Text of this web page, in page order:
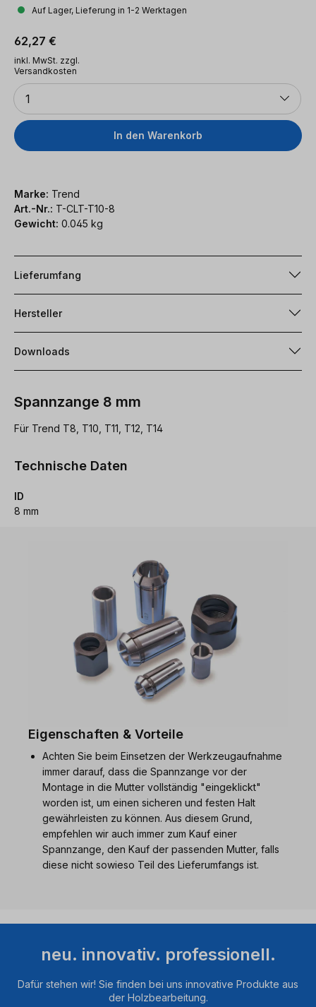
Auf Lager, Lieferung in 1-2 Werktagen
Regulärer Preis:
62,27 €
inkl. MwSt. zzgl.
Versandkosten
Anzahl
1
In den Warenkorb
Marke: Trend
Art.-Nr.: T-CLT-T10-8
Gewicht: 0.045 kg
Lieferumfang
Hersteller
Downloads
Spannzange 8 mm
Für Trend T8, T10, T11, T12, T14
Technische Daten
ID
8 mm
Eigenschaften & Vorteile
Achten Sie beim Einsetzen der Werkzeugaufnahme
immer darauf, dass die Spannzange vor der
Montage in die Mutter vollständig "eingeklickt"
worden ist, um einen sicheren und festen Halt
gewährleisten zu können. Aus diesem Grund,
empfehlen wir auch immer zum Kauf einer
Spannzange, den Kauf der passenden Mutter, falls
diese nicht sowieso Teil des Lieferumfangs ist.
neu. innovativ. professionell.
Dafür stehen wir! Sie finden bei uns innovative Produkte aus
der Holzbearbeitung.